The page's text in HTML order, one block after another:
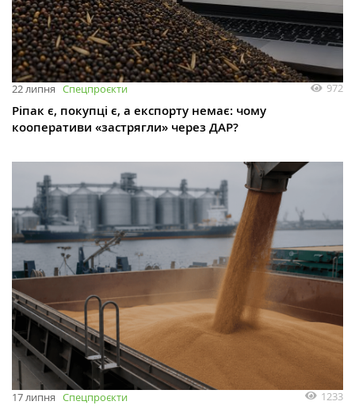
22 липня Спецпроєкти 972
Ріпак є, покупці є, а експорту немає: чому
кооперативи «застрягли» через ДАР?
17 липня Спецпроєкти 1233